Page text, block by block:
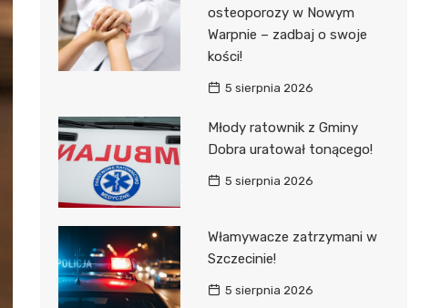
Sokołowskiego
Pomorskiej Akademii
Medycznej
Samodzielny Publiczny
Szpital Kliniczny nr 2
Specjalistyczny Szpital im.
A. Sokołowskiego
Samodzielny Publiczny
Wojewódzki Szpital
Zespolony im. M.
Skłodowskiej-Curi
osteoporozy w Nowym
Warpnie – zadbaj o swoje
kości!
5 sierpnia 2026
Młody ratownik z Gminy
Dobra uratował tonącego!
5 sierpnia 2026
Włamywacze zatrzymani w
Szczecinie!
5 sierpnia 2026